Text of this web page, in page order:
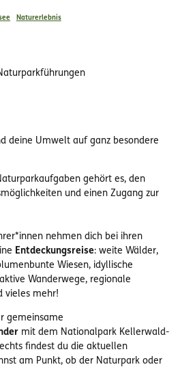
Naturerlebnis
deine Umwelt auf ganz besondere
gehört es, den
und einen Zugang zur
nehmen dich bei ihren
Entdeckungsreise: weite Wälder,
Wiesen, idyllische
Wanderwege, regionale
vieles mehr!
gemeinsame
mit dem Nationalpark Kellerwald-
findest du die aktuellen
am Punkt, ob der Naturpark oder